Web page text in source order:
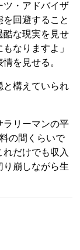
・アドバイザ
回避すること
酷な現実を見せ
なりますよ」
を見せる。
構えていられ
リーマンの平
の間くらいで
だけでも収入
り崩しながら生